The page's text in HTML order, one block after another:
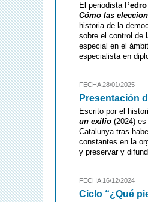
El periodista P
Cómo las
historia de la
sobre el control de
especial en el
especialista en
FECHA 28/01/2025
Presentación
Escrito por el
un exilio (2024)
Catalunya tras
constantes en la
y preservar y
FECHA 16/12/2024
Ciclo “¿Qué